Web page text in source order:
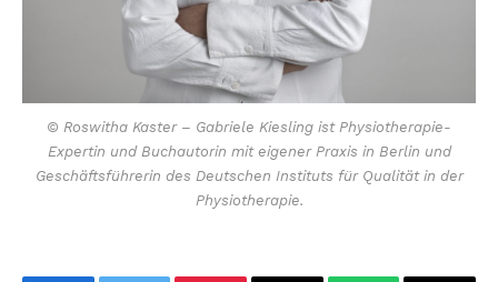
© Roswitha Kaster – Gabriele Kiesling ist Physiotherapie-
Expertin und Buchautorin mit eigener Praxis in Berlin und
Geschäftsführerin des Deutschen Instituts für Qualität in der
Physiotherapie.